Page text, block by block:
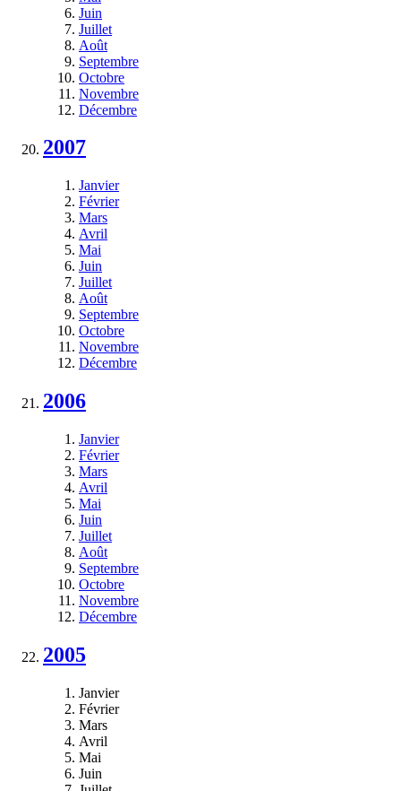
Juin
Juillet
Août
Septembre
Octobre
Novembre
Décembre
2007
Janvier
Février
Mars
Avril
Mai
Juin
Juillet
Août
Septembre
Octobre
Novembre
Décembre
2006
Janvier
Février
Mars
Avril
Mai
Juin
Juillet
Août
Septembre
Octobre
Novembre
Décembre
2005
Janvier
Février
Mars
Avril
Mai
Juin